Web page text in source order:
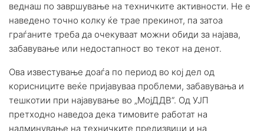
веднаш по завршување на техничките активности. Не е
наведено точно колку ќе трае прекинот, па затоа
граѓаните треба да очекуваат можни обиди за најава,
забавување или недостапност во текот на денот.
Ова известување доаѓа по период во кој дел од
корисниците веќе пријавуваа проблеми, забавувања и
тешкотии при најавување во „МојДДВ“. Од УЈП
претходно наведоа дека тимовите работат на
надминување на техничките предизвици и на